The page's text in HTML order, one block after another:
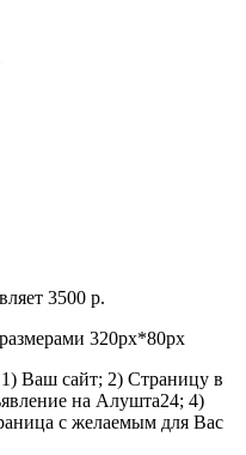
3500 р.
320px*80px
Ваш сайт; 2) Страницу в
на Алушта24; 4)
с желаемым для Вас